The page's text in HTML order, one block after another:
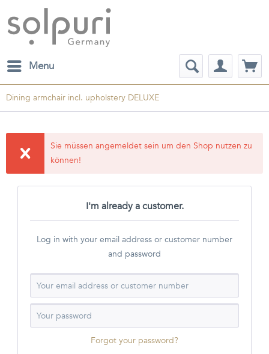
Menu
Dining armchair incl. upholstery DELUXE
Sie müssen angemeldet sein um den Shop nutzen zu
können!
I'm already a customer.
Log in with your email address or customer number
and password
Forgot your password?